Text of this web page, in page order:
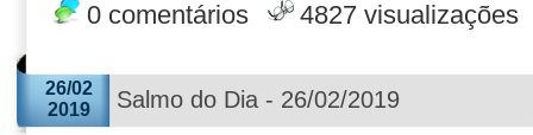
0 comentários 4827 visualizações
26/02
2019
Salmo do Dia - 26/02/2019